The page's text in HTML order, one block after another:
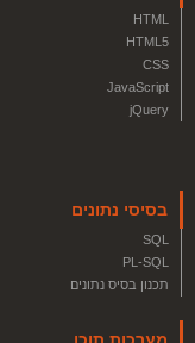
HTML
HTML5
CSS
JavaScript
jQuery
בסיסי נתונים
SQL
PL-SQL
תכנון בסיס נתונים